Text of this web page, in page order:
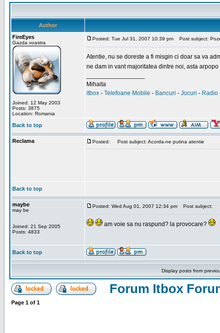
Author
FireEyes
Gazda voastra
Joined: 12 May 2003
Posts: 3875
Location: Romania
Posted: Tue Jul 31, 2007 10:39 pm Post subject:
Atentie, nu se doreste a fi misgin ci doar sa va
ne dam in vant majoritatea dintre noi, asta
Mihaita
itbox - Telefoane Mobile - Bancuri - Jocuri - Radio
Back to top
Reclama Posted: Post subject: Acorda-ne putina atentie
Back to top
maybe
may be
Joined: 21 Sep 2005
Posts: 4833
Posted: Wed Aug 01, 2007 12:34 pm Post subject:
am voie sa nu raspund? la provocare?
Back to top
Display posts from
Forum Itbox
Page 1 of 1